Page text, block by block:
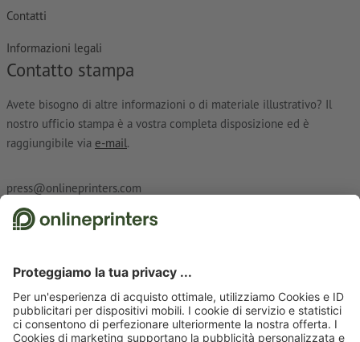
Contatti
Informazioni legali
Contatto stampa
Avete bisogno di altre informazioni o di materiale illustrativo? Il
nostro ufficio stampa è a vostra completa disposizione ed è
raggiungibile via e-mail.
press@onlineprinters.com
Chi siamo
Abbonati alla newsletter e assicurati un buono sconto del